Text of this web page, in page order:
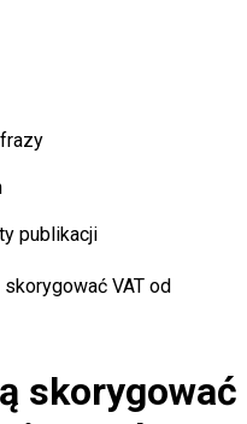
frazy
publikacji
VAT od
skorygować